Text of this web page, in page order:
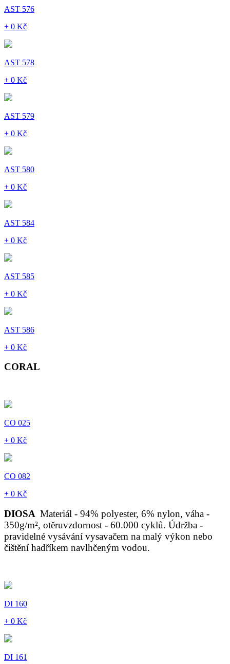
AST 576
+ 0 Kč
AST 578
+ 0 Kč
AST 579
+ 0 Kč
AST 580
+ 0 Kč
AST 584
+ 0 Kč
AST 585
+ 0 Kč
AST 586
+ 0 Kč
CORAL
CO 025
+ 0 Kč
CO 082
+ 0 Kč
DIOSA Materiál - 94% polyester, 6% nylon, váha -
350g/m², otěruvzdornost - 60.000 cyklů. Údržba -
pravidelné vysávání vysavačem na malý výkon nebo
čištění hadříkem navlhčeným vodou.
DI 160
+ 0 Kč
DI 161